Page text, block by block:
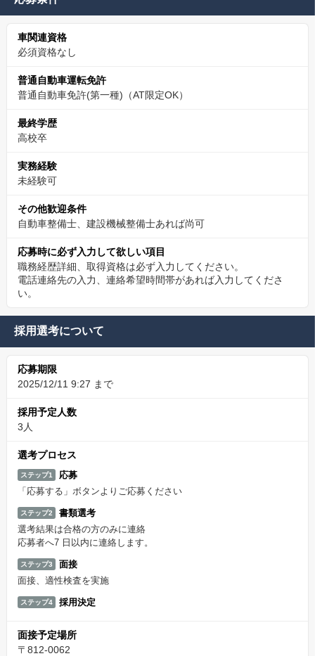
車関連資格
必須資格なし
普通自動車運転免許
普通自動車免許(第一種)（AT限定OK）
最終学歴
高校卒
実務経験
未経験可
その他歓迎条件
自動車整備士、建設機械整備士あれば尚可
応募時に必ず入力して欲しい項目
職務経歴詳細、取得資格は必ず入力してください。
電話連絡先の入力、連絡希望時間帯があれば入力してくださ
い。
採用選考について
応募期限
2025/12/11 9:27 まで
採用予定人数
3人
選考プロセス
ステップ1
応募
「応募する」ボタンよりご応募ください
ステップ2
書類選考
選考結果は合格の方のみに連絡
応募者へ7 日以内に連絡します。
ステップ3
面接
面接、適性検査を実施
ステップ4 採用決定
面接予定場所
〒812-0062